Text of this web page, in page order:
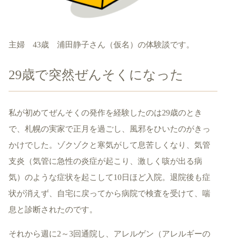
主婦 43歳 浦田静子さん（仮名）の体験談です。
29歳で突然ぜんそくになった
私が初めてぜんそくの発作を経験したのは29歳のとき
で、札幌の実家で正月を過ごし、風邪をひいたのがきっ
かけでした。ゾクゾクと寒気がして息苦しくなり、気管
支炎（気管に急性の炎症が起こり、激しく咳が出る病
気）のような症状を起こして10日ほど入院。退院後も症
状が消えず、自宅に戻ってから病院で検査を受けて、喘
息と診断されたのです。
それから週に2～3回通院し、アレルゲン（アレルギーの